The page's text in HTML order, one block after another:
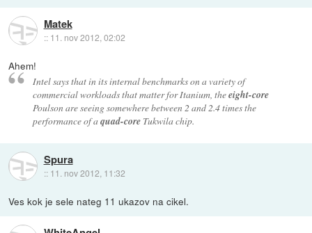
Matek
:: 11. nov 2012, 02:02
Ahem!
Intel says that in its internal benchmarks on a variety of
commercial workloads that matter for Itanium, theeight-core
Poulson are seeing somewhere between 2 and 2.4 times the
performance of aquad-coreTukwila chip.
Spura
:: 11. nov 2012, 11:32
Ves kok je sele nateg 11 ukazov na cikel.